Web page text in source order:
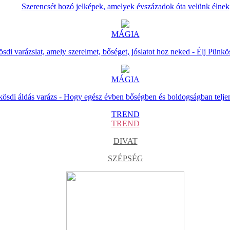
Szerencsét hozó jelképek, amelyek évszázadok óta velünk élnek
MÁGIA
varázslat, amely szerelmet, bőséget, jóslatot hoz neked - Élj
MÁGIA
áldás varázs - Hogy egész évben bőségben és boldogságban
TREND
TREND
DIVAT
SZÉPSÉG